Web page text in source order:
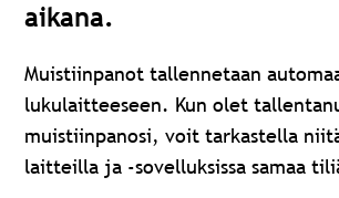
aikana.
Muistiinpanot tallennetaan
lukulaitteeseen. Kun olet
muistiinpanosi, voit tarkastella
laitteilla ja -sovelluksissa samaa